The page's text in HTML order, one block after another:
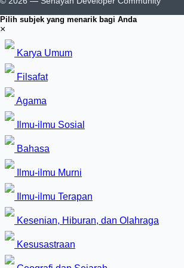
Pilih subjek yang menarik bagi Anda
×
Karya Umum
Filsafat
Agama
Ilmu-ilmu Sosial
Bahasa
Ilmu-ilmu Murni
Ilmu-ilmu Terapan
Kesenian, Hiburan, dan Olahraga
Kesusastraan